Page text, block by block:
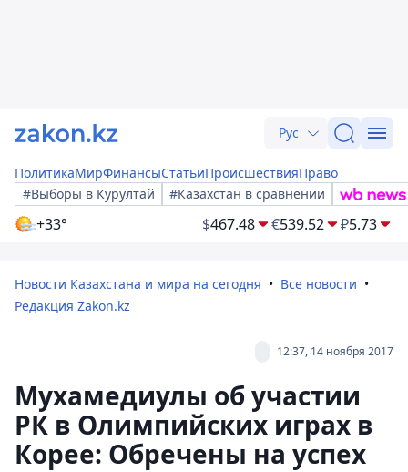
Рус
ПолитикаМирФинансыСтатьиПроисшествияПраво
#Выборы в Курултай
#Казахстан в сравнении
+33° $467.48 €539.52 ₽5.73
Новости Казахстана и мира на сегодня
Все новости
Редакция Zakon.kz
12:37, 14 ноября 2017
Мухамедиулы об участии
РК в Олимпийских играх в
Корее: Обречены на успех